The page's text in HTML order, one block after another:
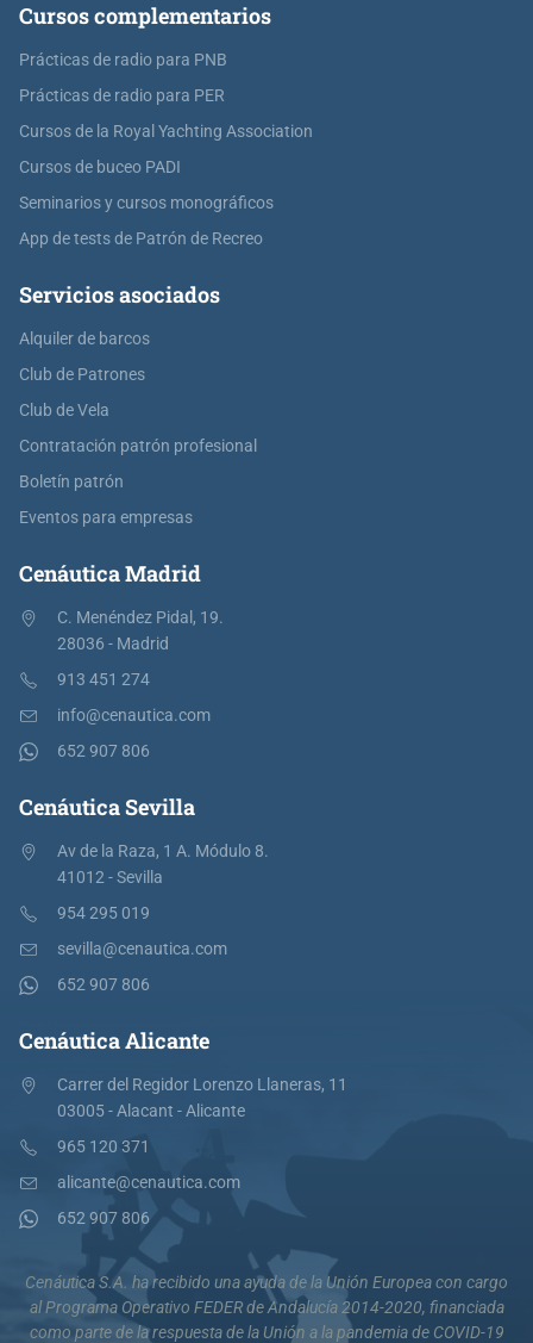
Cursos complementarios
Prácticas de radio para PNB
Prácticas de radio para PER
Cursos de la Royal Yachting Association
Cursos de buceo PADI
Seminarios y cursos monográficos
App de tests de Patrón de Recreo
Servicios asociados
Alquiler de barcos
Club de Patrones
Club de Vela
Contratación patrón profesional
Boletín patrón
Eventos para empresas
Cenáutica Madrid
C. Menéndez Pidal, 19.
28036 - Madrid
913 451 274
info@cenautica.com
652 907 806
Cenáutica Sevilla
Av de la Raza, 1 A. Módulo 8.
41012 - Sevilla
954 295 019
sevilla@cenautica.com
652 907 806
Cenáutica Alicante
Carrer del Regidor Lorenzo Llaneras, 11
03005 - Alacant - Alicante
965 120 371
alicante@cenautica.com
652 907 806
Cenáutica S.A. ha recibido una ayuda de la Unión Europea con cargo
al Programa Operativo FEDER de Andalucía 2014-2020, financiada
como parte de la respuesta de la Unión a la pandemia de COVID-19